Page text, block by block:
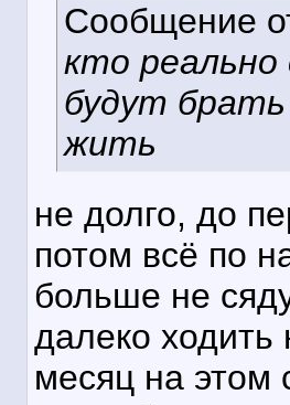
Сообщение
кто
будут
жить
не долго, до
потом всё по
больше не
далеко ходить
месяц на этом